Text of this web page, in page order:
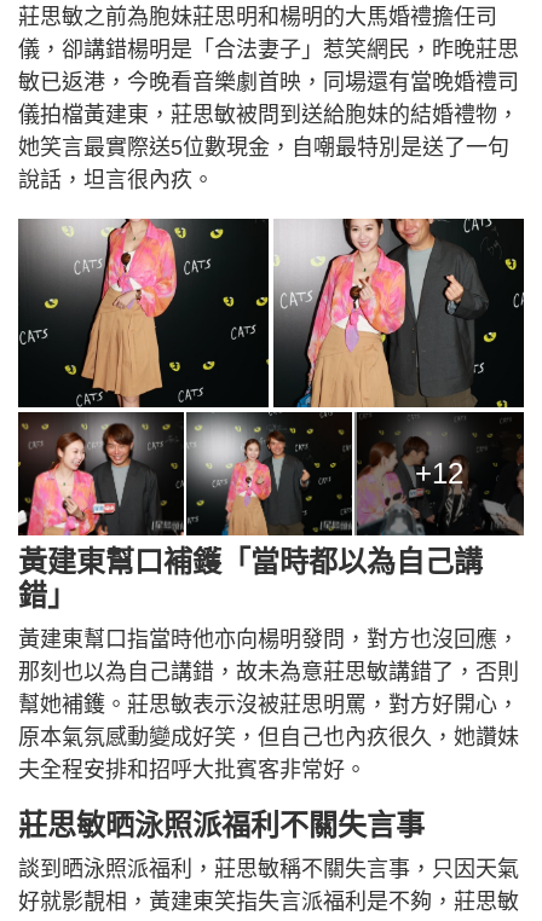
莊思敏之前為胞妹莊思明和楊明的大馬婚禮擔任司
儀，卻講錯楊明是「合法妻子」惹笑網民，昨晚莊思
敏已返港，今晚看音樂劇首映，同場還有當晚婚禮司
儀拍檔黃建東，莊思敏被問到送給胞妹的結婚禮物，
她笑言最實際送5位數現金，自嘲最特別是送了一句
說話，坦言很內疚。
+12
黃建東幫口補鑊「當時都以為自己講
錯」
黃建東幫口指當時他亦向楊明發問，對方也沒回應，
那刻也以為自己講錯，故未為意莊思敏講錯了，否則
幫她補鑊。莊思敏表示沒被莊思明罵，對方好開心，
原本氣氛感動變成好笑，但自己也內疚很久，她讚妹
夫全程安排和招呼大批賓客非常好。
莊思敏晒泳照派福利不關失言事
談到晒泳照派福利，莊思敏稱不關失言事，只因天氣
好就影靚相，黃建東笑指失言派福利是不夠，莊思敏